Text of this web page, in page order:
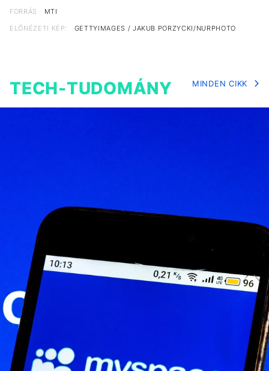
FORRÁS
MTI
ELŐNÉZETI KÉP:
GETTYIMAGES / JAKUB PORZYCKI/NURPHOTO
TECH-TUDOMÁNY MINDEN CIKK